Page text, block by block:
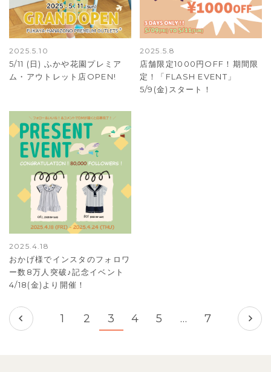
2025.5.10
5/11 (日) ふかや花園プレミア
ム・アウトレット店OPEN!
2025.5.8
店舗限定1000円OFF！期間限
定！「FLASH EVENT」
5/9(金)スタート！
2025.4.18
おかげ様でインスタのフォロワ
ー数8万人突破♪記念イベント
4/18(金)より開催！
前へ
1 2 3 4 5 … 7
次へ